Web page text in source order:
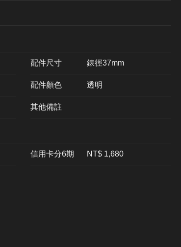
配件尺寸 錶徑37mm
配件顏色 透明
其他備註
信用卡分6期 NT$ 1,680